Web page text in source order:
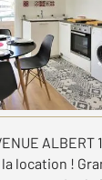
à louer
ALBERT
la location !